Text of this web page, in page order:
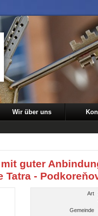
Wir über uns
guter
-
Art
Gemeinde